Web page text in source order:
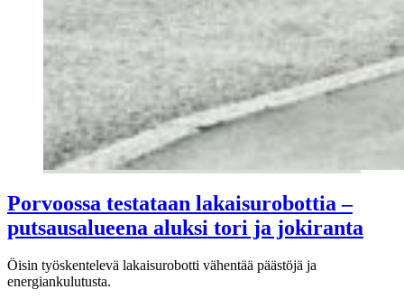
Porvoossa testataan lakaisurobottia –
putsausalueena aluksi tori ja jokiranta
Öisin työskentelevä lakaisurobotti vähentää päästöjä ja
energiankulutusta.